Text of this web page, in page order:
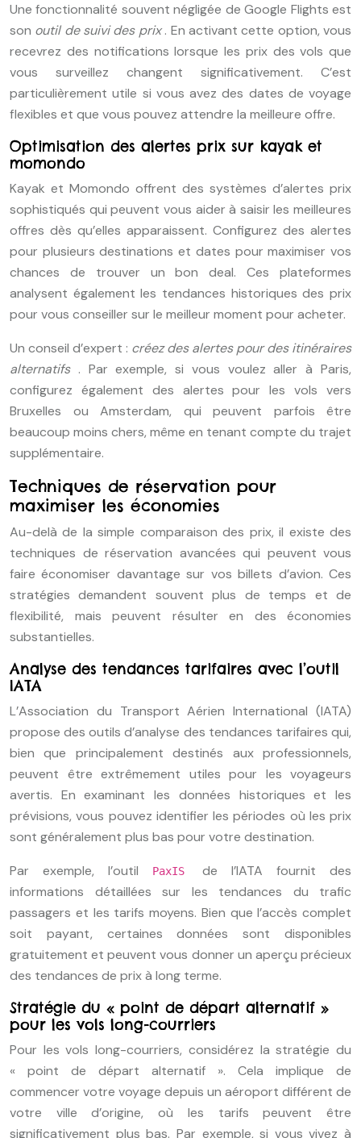
Une fonctionnalité souvent négligée de Google Flights est
son outil de suivi des prix. En activant cette option, vous
recevrez des notifications lorsque les prix des vols que
vous surveillez changent significativement. C’est
particulièrement utile si vous avez des dates de voyage
flexibles et que vous pouvez attendre la meilleure offre.
Optimisation des alertes prix sur kayak et
momondo
Kayak et Momondo offrent des systèmes d’alertes prix
sophistiqués qui peuvent vous aider à saisir les meilleures
offres dès qu’elles apparaissent. Configurez des alertes
pour plusieurs destinations et dates pour maximiser vos
chances de trouver un bon deal. Ces plateformes
analysent également les tendances historiques des prix
pour vous conseiller sur le meilleur moment pour acheter.
Un conseil d’expert : créez des alertes pour des itinéraires
alternatifs . Par exemple, si vous voulez aller à Paris,
configurez également des alertes pour les vols vers
Bruxelles ou Amsterdam, qui peuvent parfois être
beaucoup moins chers, même en tenant compte du trajet
supplémentaire.
Techniques de réservation pour
maximiser les économies
Au-delà de la simple comparaison des prix, il existe des
techniques de réservation avancées qui peuvent vous
faire économiser davantage sur vos billets d’avion. Ces
stratégies demandent souvent plus de temps et de
flexibilité, mais peuvent résulter en des économies
substantielles.
Analyse des tendances tarifaires avec l’outil
IATA
L’Association du Transport Aérien International (IATA)
propose des outils d’analyse des tendances tarifaires qui,
bien que principalement destinés aux professionnels,
peuvent être extrêmement utiles pour les voyageurs
avertis. En examinant les données historiques et les
prévisions, vous pouvez identifier les périodes où les prix
sont généralement plus bas pour votre destination.
Par exemple, l’outil
PaxIS de l’IATA fournit des
informations détaillées sur les tendances du trafic
passagers et les tarifs moyens. Bien que l’accès complet
soit payant, certaines données sont disponibles
gratuitement et peuvent vous donner un aperçu précieux
des tendances de prix à long terme.
Stratégie du « point de départ alternatif »
pour les vols long-courriers
Pour les vols long-courriers, considérez la stratégie du
« point de départ alternatif ». Cela implique de
commencer votre voyage depuis un aéroport différent de
votre ville d’origine, où les tarifs peuvent être
significativement plus bas. Par exemple, si vous vivez à